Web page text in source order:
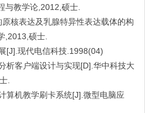
与教学论,2012,硕士.
核表达及乳腺特异性表达载体的构
,2013,硕士.
[J].现代电信科技.1998(04)
析客户端设计与实现[D].华中科技大
.
算机教学刷卡系统[J].微型电脑应